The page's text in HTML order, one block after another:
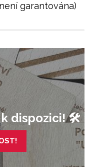
garantována)
k dispozici! 🛠️